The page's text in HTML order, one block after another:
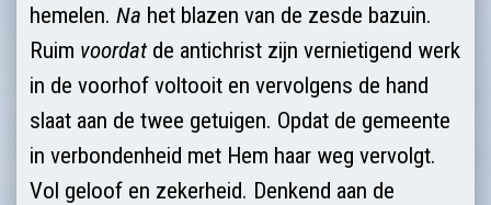
hemelen. Na het blazen van de zesde bazuin.
Ruim voordat de antichrist zijn vernietigend werk
in de voorhof voltooit en vervolgens de hand
slaat aan de twee getuigen. Opdat de gemeente
in verbondenheid met Hem haar weg vervolgt.
Vol geloof en zekerheid. Denkend aan de